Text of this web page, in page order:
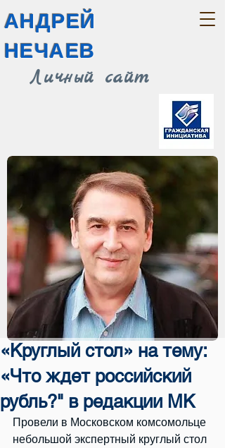
Личный сайт
АНДРЕЙ
НЕЧАЕВ
«Круглый стол» на тему:
«Что ждет российский
рубль?" в редакции МК
Провели в Московском комсомольце
небольшой экспертный круглый стол